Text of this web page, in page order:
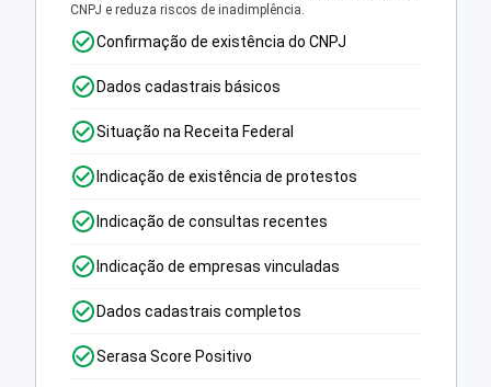
CNPJ e reduza riscos de inadimplência.
Confirmação de existência do CNPJ
Dados cadastrais básicos
Situação na Receita Federal
Indicação de existência de protestos
Indicação de consultas recentes
Indicação de empresas vinculadas
Dados cadastrais completos
Serasa Score Positivo